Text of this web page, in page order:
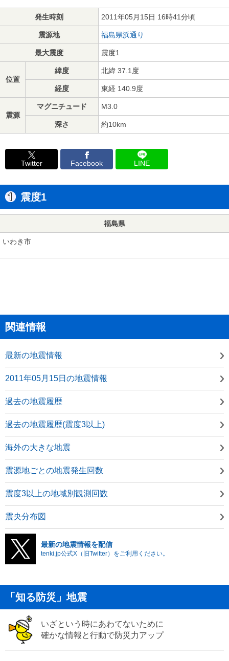
発生時刻 2011年05月15日 16時41分頃
震源地 福島県浜通り
最大震度 震度1
位置
緯度 北緯 37.1度
経度 東経 140.9度
震源
マグニチュード M3.0
深さ 約10km
Twitter Facebook LINE
震度1
福島県
いわき市
関連情報
最新の地震情報
2011年05月15日の地震情報
過去の地震履歴
過去の地震履歴(震度3以上)
海外の大きな地震
震源地ごとの地震発生回数
震度3以上の地域別観測回数
震央分布図
最新の地震情報を配信
tenki.jp公式X（旧Twitter）をご利用ください。
「知る防災」地震
いざという時にあわてないために
確かな情報と行動で防災力アップ